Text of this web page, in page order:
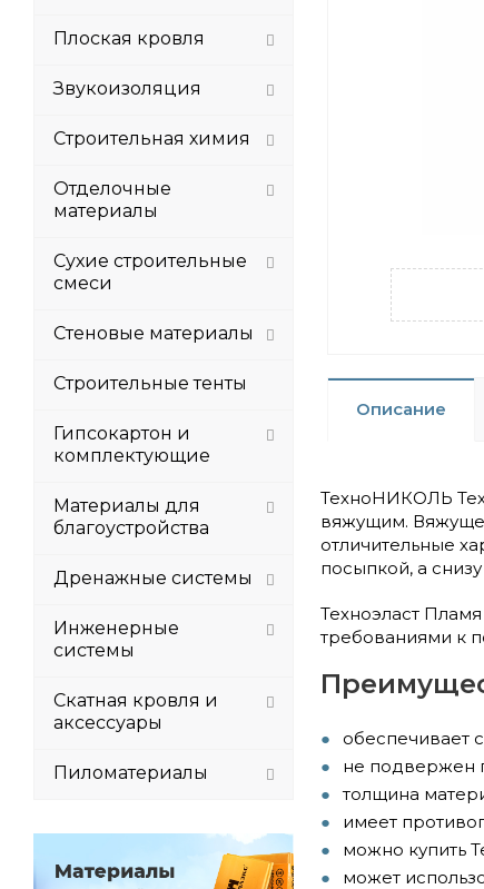
Описание
ТехноНИКОЛЬ
вяжущим.
отличительные
посыпкой, а
Техноэласт
требованиями к
обеспечивает
не подвержен
толщина
имеет
можно купить
может
Плоская кровля
Звукоизоляция
Строительная химия
Отделочные
материалы
Сухие строительные
смеси
Стеновые материалы
Строительные тенты
Гипсокартон и
комплектующие
Материалы для
благоустройства
Дренажные системы
Инженерные
системы
Скатная кровля и
аксессуары
Пиломатериалы